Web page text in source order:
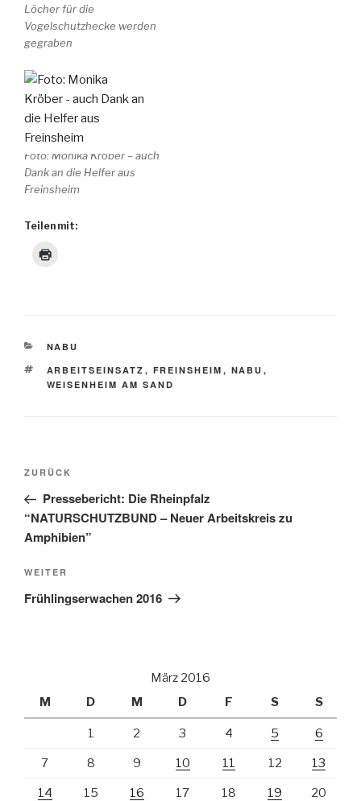
Löcher für die
Vogelschutzhecke werden
gegraben
Foto: Monika Kröber – auch
Dank an die Helfer aus
Freinsheim
Teilen mit:
KATEGORIEN
NABU
SCHLAGWÖRTER
ARBEITSEINSATZ , FREINSHEIM , NABU ,
WEISENHEIM AM SAND
Beitragsnavigation
Vorheriger
Beitrag
ZURÜCK
Pressebericht: Die Rheinpfalz
“NATURSCHUTZBUND – Neuer Arbeitskreis zu
Amphibien”
Nächster
Beitrag
WEITER
Frühlingserwachen 2016
März 2016
M
D M D F S S
1 2 3 4 5 6
7 8 9 10 11 12 13
14 15 16 17 18 19 20